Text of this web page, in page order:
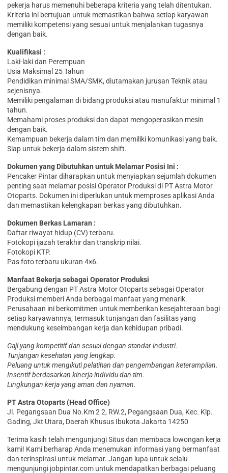
pekerja harus memenuhi beberapa kriteria yang telah ditentukan.
Kriteria ini bertujuan untuk memastikan bahwa setiap karyawan
memiliki kompetensi yang sesuai untuk menjalankan tugasnya
dengan baik.
Kualifikasi :
Laki-laki dan Perempuan
Usia Maksimal 25 Tahun
Pendidikan minimal SMA/SMK, diutamakan jurusan Teknik atau
sejenisnya.
Memiliki pengalaman di bidang produksi atau manufaktur minimal 1
tahun.
Memahami proses produksi dan dapat mengoperasikan mesin
dengan baik.
Kemampuan bekerja dalam tim dan memiliki komunikasi yang baik.
Siap untuk bekerja dalam sistem shift.
Dokumen yang Dibutuhkan untuk Melamar Posisi Ini :
Pencaker Pintar diharapkan untuk menyiapkan sejumlah dokumen
penting saat melamar posisi Operator Produksi di PT Astra Motor
Otoparts. Dokumen ini diperlukan untuk memproses aplikasi Anda
dan memastikan kelengkapan berkas yang dibutuhkan.
Dokumen Berkas Lamaran :
Daftar riwayat hidup (CV) terbaru.
Fotokopi ijazah terakhir dan transkrip nilai.
Fotokopi KTP.
Pas foto terbaru ukuran 4×6.
Manfaat Bekerja sebagai Operator Produksi
Bergabung dengan PT Astra Motor Otoparts sebagai Operator
Produksi memberi Anda berbagai manfaat yang menarik.
Perusahaan ini berkomitmen untuk memberikan kesejahteraan bagi
setiap karyawannya, termasuk tunjangan dan fasilitas yang
mendukung keseimbangan kerja dan kehidupan pribadi.
Gaji yang kompetitif dan sesuai dengan standar industri.
Tunjangan kesehatan yang lengkap.
Peluang untuk mengikuti pelatihan dan pengembangan keterampilan.
Insentif berdasarkan kinerja individu dan tim.
Lingkungan kerja yang aman dan nyaman.
PT Astra Otoparts (Head Office)
Jl. Pegangsaan Dua No.Km 2 2, RW.2, Pegangsaan Dua, Kec. Klp.
Gading, Jkt Utara, Daerah Khusus Ibukota Jakarta 14250
Terima kasih telah mengunjungi Situs dan membaca lowongan kerja
kami! Kami berharap Anda menemukan informasi yang bermanfaat
dan terinspirasi untuk melamar. Jangan lupa untuk selalu
mengunjungi jobpintar.com untuk mendapatkan berbagai peluang